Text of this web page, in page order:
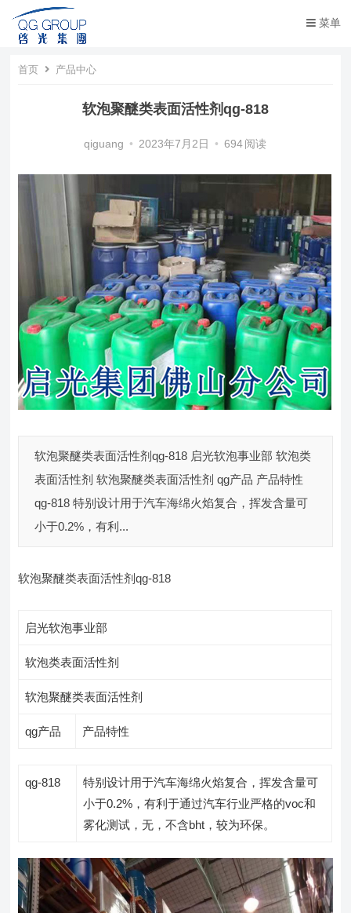
菜单
首页 产品中心
软泡聚醚类表面活性剂qg-818
qiguang • 2023年7月2日 • 694 阅读
软泡聚醚类表面活性剂qg-818 启光软泡事业部 软泡类
表面活性剂 软泡聚醚类表面活性剂 qg产品 产品特性
qg-818 特别设计用于汽车海绵火焰复合，挥发含量可
小于0.2%，有利...
软泡聚醚类表面活性剂qg-818
启光软泡事业部
软泡类表面活性剂
软泡聚醚类表面活性剂
qg产品 产品特性
qg-818
特别设计用于汽车海绵火焰复合，挥发含量可
小于0.2%，有利于通过汽车行业严格的voc和
雾化测试，无，不含bht，较为环保。